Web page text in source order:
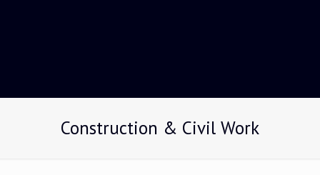
Construction & Civil Work